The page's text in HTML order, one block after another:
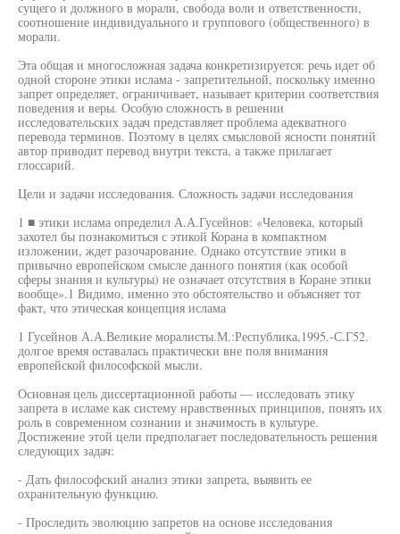
сущего и должного в морали, свобода воли и ответственности,
соотношение индивидуального и группового (общественного) в
морали.
Эта общая и многосложная задача конкретизируется: речь идет об
одной стороне этики ислама - запретительной, поскольку именно
запрет определяет, ограничивает, называет критерии соответствия
поведения и веры. Особую сложность в решении
исследовательских задач представляет проблема адекватного
перевода терминов. Поэтому в целях смысловой ясности понятий
автор приводит перевод внутри текста, а также прилагает
глоссарий.
Цели и задачи исследования. Сложность задачи исследования
1 ■ этики ислама определил А.А.Гусейнов: «Человека, который
захотел бы познакомиться с этикой Корана в компактном
изложении, ждет разочарование. Однако отсутствие этики в
привычно европейском смысле данного понятия (как особой
сферы знания и культуры) не означает отсутствия в Коране этики
вообще».1 Видимо, именно это обстоятельство и объясняет тот
факт, что этическая концепция ислама
1 Гусейнов А.А.Великие моралисты.М.:Республика,1995.-С.Г52.
долгое время оставалась практически вне поля внимания
европейской философской мысли.
Основная цель диссертационной работы — исследовать этику
запрета в исламе как систему нравственных принципов, понять их
роль в современном сознании и значимость в культуре.
Достижение этой цели предполагает последовательность решения
следующих задач:
- Дать философский анализ этики запрета, выявить ее
охранительную функцию.
- Проследить эволюцию запретов на основе исследования